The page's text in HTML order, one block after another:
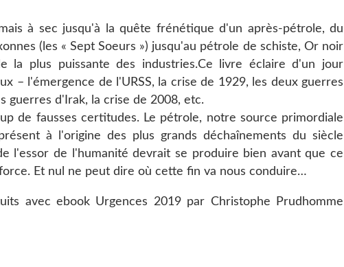
à sec jusqu'à la quête frénétique d'un après-pétrole, du
(les « Sept Soeurs ») jusqu'au pétrole de schiste, Or noir
la plus puissante des industries.Ce livre éclaire d'un jour
– l'émergence de l'URSS, la crise de 1929, les deux guerres
guerres d'Irak, la crise de 2008, etc.
de fausses certitudes. Le pétrole, notre source primordiale
à l'origine des plus grands déchaînements du siècle
l'essor de l'humanité devrait se produire bien avant que ce
Et nul ne peut dire où cette fin va nous conduire…
avec ebook Urgences 2019 par Christophe Prudhomme